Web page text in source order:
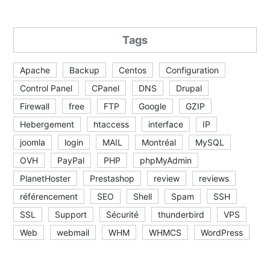
Tags
Apache Backup Centos
Configuration
Control Panel
CPanel DNS
Drupal
Firewall
free FTP Google
GZIP
Hebergement
htaccess interface
IP
joomla
login MAIL Montréal
MySQL
OVH
PayPal PHP
phpMyAdmin
PlanetHoster
Prestashop review
reviews
référencement
SEO Shell Spam
SSH
SSL
Support Sécurité thunderbird
VPS
Web
webmail WHM WHMCS WordPress